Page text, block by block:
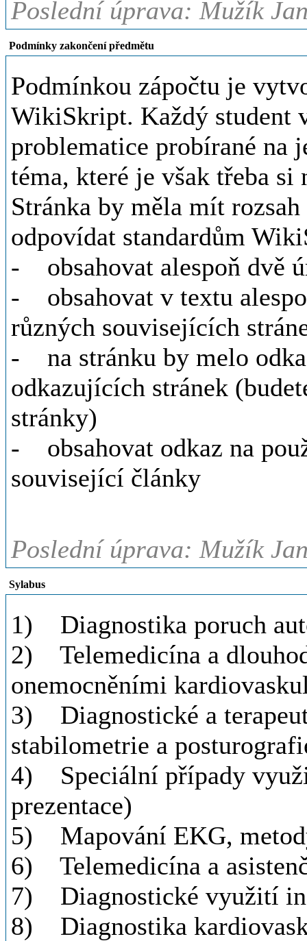
Poslední úprava: Mužík
Podmínky zakončení předmětu
Podmínkou zápočtu je
WikiSkript. Každý student
problematice probírané na
téma, které je však třeba
Stránka by měla mít
odpovídat standardům
- obsahovat alespoň dvě
- obsahovat v textu
různých souvisejících
- na stránku by melo
odkazujících stránek
stránky)
- obsahovat odkaz na
související články
Poslední úprava: Mužík
Sylabus
1) Diagnostika poruch
2) Telemedicína a
onemocněními
3) Diagnostické a
stabilometrie a
4) Speciální případy
prezentace)
5) Mapování EKG,
6) Telemedicína a
7) Diagnostické využití
8) Diagnostika